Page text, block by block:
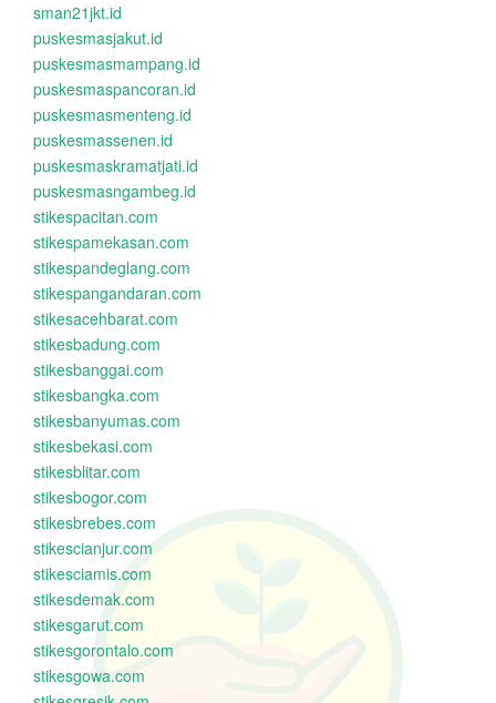
sman21jkt.id
puskesmasjakut.id
puskesmasmampang.id
puskesmaspancoran.id
puskesmasmenteng.id
puskesmassenen.id
puskesmaskramatjati.id
puskesmasngambeg.id
stikespacitan.com
stikespamekasan.com
stikespandeglang.com
stikespangandaran.com
stikesacehbarat.com
stikesbadung.com
stikesbanggai.com
stikesbangka.com
stikesbanyumas.com
stikesbekasi.com
stikesblitar.com
stikesbogor.com
stikesbrebes.com
stikescianjur.com
stikesciamis.com
stikesdemak.com
stikesgarut.com
stikesgorontalo.com
stikesgowa.com